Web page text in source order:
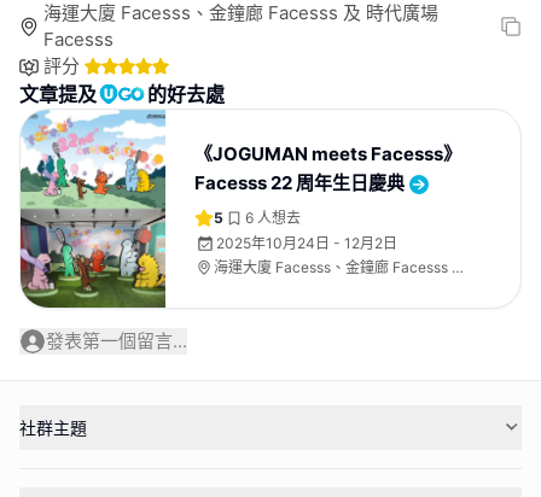
海運大廈 Facesss、金鐘廊 Facesss 及 時代廣場
Facesss
評分
文章提及 的好去處
《JOGUMAN meets Facesss》
Facesss 22 周年生日慶典
5 6 人想去
2025年10月24日 - 12月2日
海運大廈 Facesss、金鐘廊 Facesss 及
發表第一個留言...
社群主題